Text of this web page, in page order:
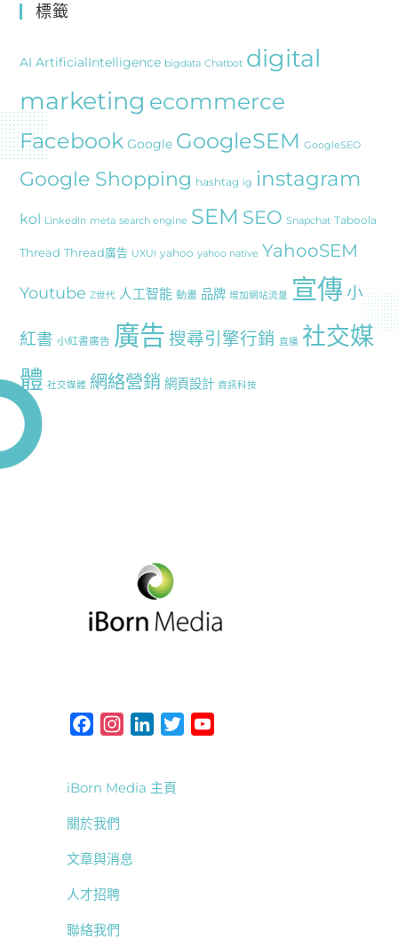
標籤
AI ArtificialIntelligence bigdata Chatbot digital
marketing ecommerce
Facebook Google GoogleSEM GoogleSEO
Google Shopping hashtag ig instagram
kol LinkedIn meta search engine SEM SEO Snapchat Taboola
Thread Thread廣告 UXUI yahoo yahoo native YahooSEM
Youtube Z世代 人工智能 動畫 品牌 增加網站流量 宣傳 小
紅書 小紅書廣告 廣告 搜尋引擎行銷 直播 社交媒
體 社交媒體 網絡營銷 網頁設計 資訊科技
e
b
o
k
t
r
k
iBorn Media 主頁
關於我們
文章與消息
人才招聘
聯絡我們